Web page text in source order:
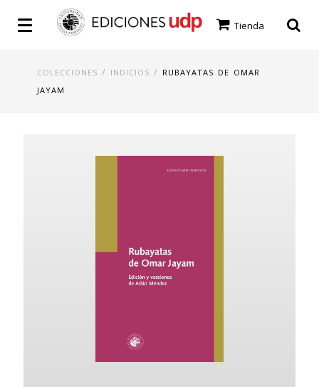
Tienda
COLECCIONES / INDICIOS / RUBAYATAS DE OMAR
JAYAM